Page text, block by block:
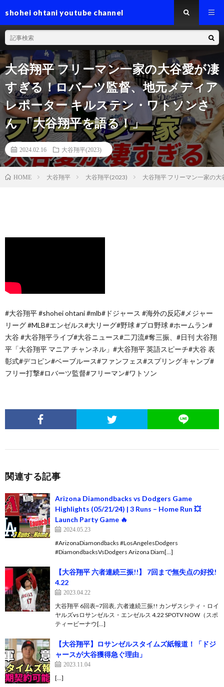
shohei ohtani youtube channel
大谷翔平 フリーマン一家の大谷愛が凄
すぎる！ロバーツ監督、地元メディア
レポーター キルステン・ワトソンさ
ん 「大谷翔平を語る！」
2024.02.16 大谷翔平(2023)
HOME 大谷翔平 大谷翔平(2023) 大谷翔平 フリーマン一家の
#大谷翔平 #shohei ohtani #mlb#ドジャース #海外の反応#メジャー
リーグ #MLB#エンゼルス#大リーグ#野球 #プロ野球 #ホームラン#
大谷 #大谷翔平ライブ#大谷ニュース#二刀流#奪三振、#日刊 大谷翔
平「大谷翔平 マニア チャンネル」#大谷翔平 英語スピーチ#大谷 表
彰式#デコピン#ベーブルース#ファンフェス#スプリングキャンプ#
フリー打撃#ロバーツ監督#フリーマン#ワトソン
関連する記事
Arizona Diamondbacks vs Dodgers Game
Highlights (05/21/24) | 3 Runs – Home Run 💥
Launch Party Game 🔥
2024.05.23
#ArizonaDiamondbacks #LosAngelesDodgers
#DiamondbacksVsDodgers Arizona Diam[…]
【大谷翔平 六者連続三振!!】 7回まで無失点の好投!
4.22
2023.04.22
大谷翔平 6回表~7回表, 六者連続三振!! カンザスシティ・ロイ
ヤルズvsロサンゼルス・エンゼルス 4.22 SPOTV NOW（スポ
ティービーナウ[…]
【大谷翔平】ロサンゼルスタイムズ紙報道！「ドジ
ャースが大谷獲得急ぐ理由」
2023.11.04
[…]